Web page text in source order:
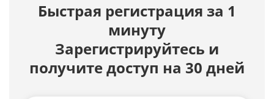
Быстрая регистрация за 1
минуту
Зарегистрируйтесь и
получите доступ на 30 дней